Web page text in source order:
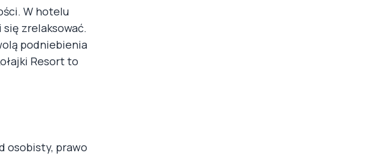
W hotelu
się zrelaksować.
podniebienia
Resort to
osobisty, prawo